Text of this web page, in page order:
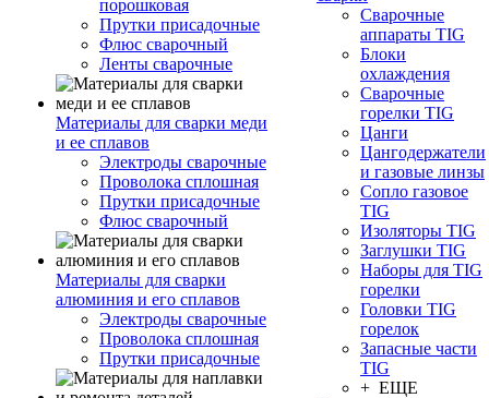
порошковая
Прутки присадочные
Флюс сварочный
Ленты сварочные
Материалы для сварки меди
и ее сплавов
Электроды сварочные
Проволока сплошная
Прутки присадочные
Флюс сварочный
Материалы для сварки
алюминия и его сплавов
Электроды сварочные
Проволока сплошная
Прутки присадочные
Сварочные
аппараты TIG
Блоки
охлаждения
Сварочные
горелки TIG
Цанги
Цангодержатели
и газовые линзы
Сопло газовое
TIG
Изоляторы TIG
Заглушки TIG
Наборы для TIG
горелки
Головки TIG
горелок
Запасные части
TIG
+ ЕЩЕ